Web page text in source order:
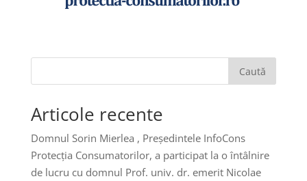
Caută
Articole recente
Domnul Sorin Mierlea , Președintele InfoCons
Protecția Consumatorilor, a participat la o întâlnire
de lucru cu domnul Prof. univ. dr. emerit Nicolae